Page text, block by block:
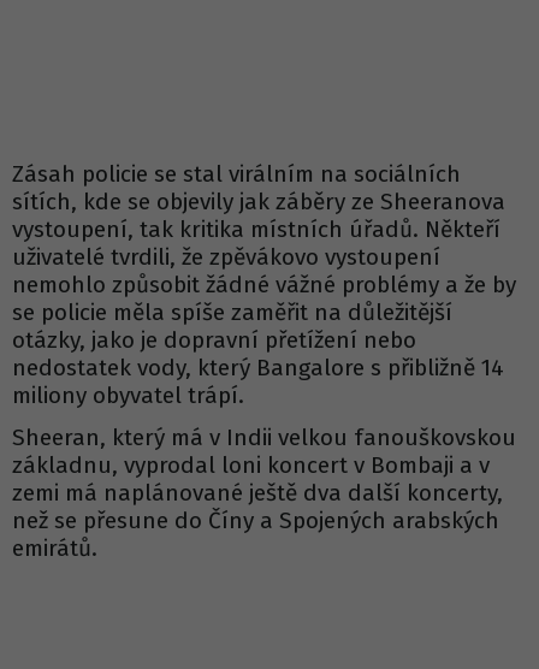
Zásah policie se stal virálním na sociálních
sítích, kde se objevily jak záběry ze Sheeranova
vystoupení, tak kritika místních úřadů. Někteří
uživatelé tvrdili, že zpěvákovo vystoupení
nemohlo způsobit žádné vážné problémy a že by
se policie měla spíše zaměřit na důležitější
otázky, jako je dopravní přetížení nebo
nedostatek vody, který Bangalore s přibližně 14
miliony obyvatel trápí.
Sheeran, který má v Indii velkou fanouškovskou
základnu, vyprodal loni koncert v Bombaji a v
zemi má naplánované ještě dva další koncerty,
než se přesune do Číny a Spojených arabských
emirátů.